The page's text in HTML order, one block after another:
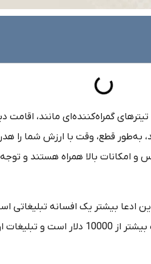
به‌طور قطع، وقت با ارزش شما را
و امکانات بالا همراه هستند و
ادعا بیشتر یک افسانه تبلیغاتی
قانونی دبی، سرمایه‌گذاری‌های لازم معمولاً